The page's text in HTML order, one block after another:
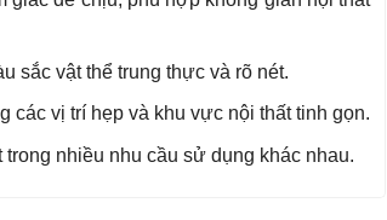
sắc vật thể trung thực và rõ nét.
các vị trí hẹp và khu vực nội thất tinh gọn.
nhiều nhu cầu sử dụng khác nhau.